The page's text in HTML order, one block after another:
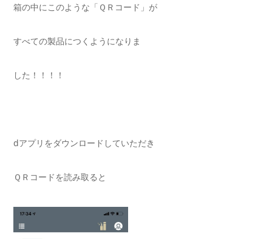
箱の中にこのような「ＱＲコード」が
すべての製品につくようになりま
した！！！！
dアプリをダウンロードしていただき
ＱＲコードを読み取ると